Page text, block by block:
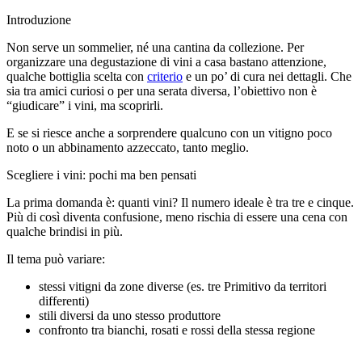
Introduzione
Non serve un sommelier, né una cantina da collezione. Per
organizzare una degustazione di vini a casa bastano attenzione,
qualche bottiglia scelta con criterio e un po’ di cura nei dettagli. Che
sia tra amici curiosi o per una serata diversa, l’obiettivo non è
“giudicare” i vini, ma scoprirli.
E se si riesce anche a sorprendere qualcuno con un vitigno poco
noto o un abbinamento azzeccato, tanto meglio.
Scegliere i vini: pochi ma ben pensati
La prima domanda è: quanti vini? Il numero ideale è tra tre e cinque.
Più di così diventa confusione, meno rischia di essere una cena con
qualche brindisi in più.
Il tema può variare:
stessi vitigni da zone diverse (es. tre Primitivo da territori
differenti)
stili diversi da uno stesso produttore
confronto tra bianchi, rosati e rossi della stessa regione